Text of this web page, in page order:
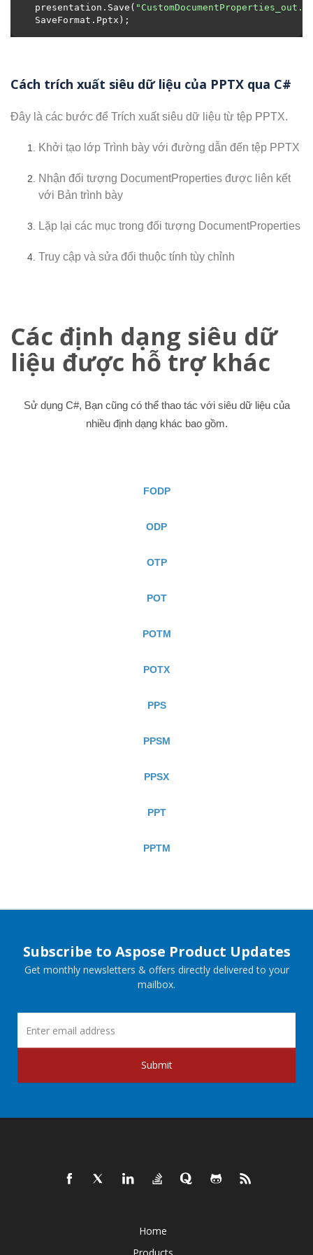
presentation.Save(
Cách trích xuất siêu dữ liệu của PPTX qua C#
Đây là các bước để Trích xuất siêu dữ liệu từ tệp PPTX.
Khởi tạo lớp Trình bày với đường dẫn đến tệp PPTX
Nhận đối tượng DocumentProperties được liên kết
với Bản trình bày
Lặp lại các mục trong đối tượng DocumentProperties
Truy cập và sửa đổi thuộc tính tùy chỉnh
Các định dạng siêu dữ
liệu được hỗ trợ khác
Sử dụng C#, Bạn cũng có thể thao tác với siêu dữ liệu của
nhiều định dạng khác bao gồm.
FODP
ODP
OTP
POT
POTM
POTX
PPS
PPSM
PPSX
PPT
PPTM
Subscribe to Aspose Product Updates
Get monthly newsletters & offers directly delivered to your
mailbox.
Submit
Home